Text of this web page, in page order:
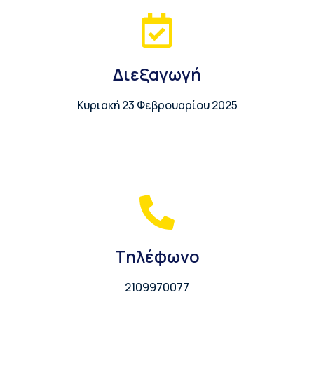
Διεξαγωγή
Κυριακή 23 Φεβρουαρίου 2025
Τηλέφωνο
2109970077